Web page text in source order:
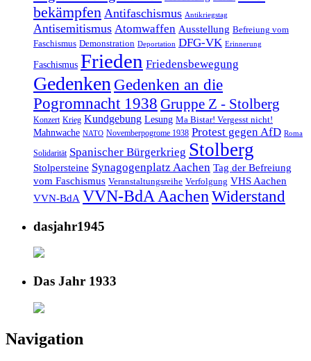
bekämpfen Antifaschismus Antikriegstag
Antisemitismus Atomwaffen Ausstellung Befreiung vom
Faschismus Demonstration Deportation DFG-VK Erinnerung
Faschismus Frieden Friedensbewegung
Gedenken Gedenken an die
Pogromnacht 1938 Gruppe Z - Stolberg
Konzert Krieg Kundgebung Lesung Ma Bistar! Vergesst nicht!
Mahnwache NATO Novemberpogrome 1938 Protest gegen AfD Roma
Solidarität Spanischer Bürgerkrieg Stolberg
Stolpersteine Synagogenplatz Aachen Tag der Befreiung
vom Faschismus Veranstaltungsreihe Verfolgung VHS Aachen
VVN-BdA VVN-BdA AachenWiderstand
dasjahr1945
Das Jahr 1933
Navigation